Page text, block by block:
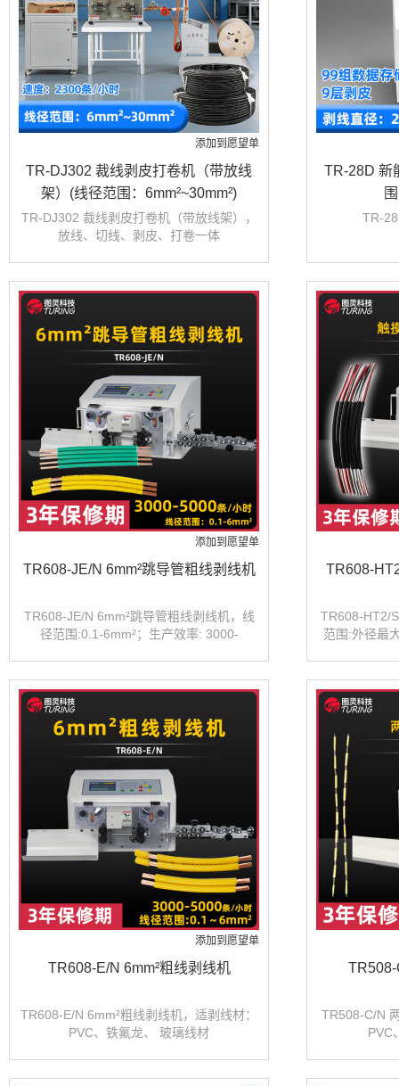
添加到愿望单
TR-DJ302 裁线剥皮打卷机（带放线
架）(线径范围：6mm²~30mm²)
TR-DJ302 裁线剥皮打卷机（带放线架），
放线、切线、剥皮、打卷一体
TR-28D 新
TR-
添加到愿望单
TR608-JE/N 6mm²跳导管粗线剥线机
TR608-JE/N 6mm²跳导管粗线剥线机，线
径范围:0.1-6mm²；生产效率: 3000-
TR608-
TR608-HT2/
范围:外径最
添加到愿望单
TR608-E/N 6mm²粗线剥线机
TR608-E/N 6mm²粗线剥线机，适剥线材：
PVC、铁氟龙、 玻璃线材
TR508-C/N
PVC